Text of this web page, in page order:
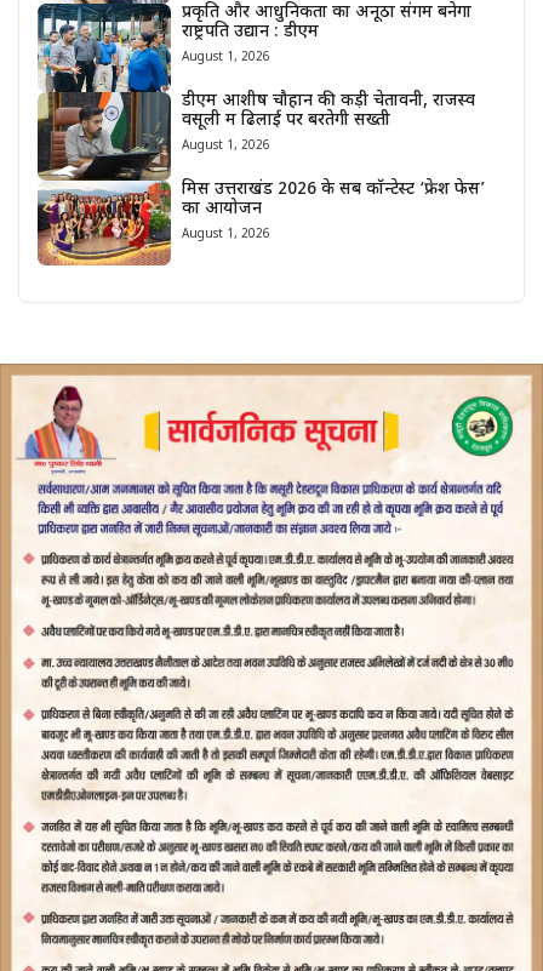
प्रकृति और आधुनिकता का अनूठा संगम बनेगा
राष्ट्रपति उद्यान : डीएम
August 1, 2026
डीएम आशीष चौहान की कड़ी चेतावनी, राजस्व
वसूली में ढिलाई पर बरतेगी सख्ती
August 1, 2026
मिस उत्तराखंड 2026 के सब कॉन्टेस्ट ‘फ्रेश फेस’
का आयोजन
August 1, 2026